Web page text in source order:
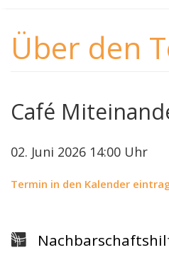
Über den
Café
02. Juni 2026 14:00 Uhr
Termin in den Kalender